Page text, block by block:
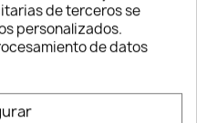
de terceros se
personalizados.
de datos